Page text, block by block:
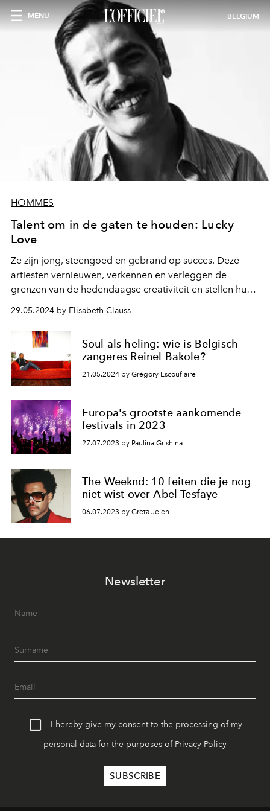
MENU BELGIUM
HOMMES
Talent om in de gaten te houden: Lucky
Love
Ze zijn jong, steengoed en gebrand op succes. Deze
artiesten vernieuwen, verkennen en verleggen de
grenzen van de hedendaagse creativiteit en stellen hun
blikveld voor ons open. Dit keer: Lucky Love.
29.05.2024 by Elisabeth Clauss
Soul als heling: wie is Belgisch
zangeres Reinel Bakole?
21.05.2024 by Grégory Escouflaire
Europa's grootste aankomende
festivals in 2023
27.07.2023 by Paulina Grishina
The Weeknd: 10 feiten die je nog
niet wist over Abel Tesfaye
06.07.2023 by Greta Jelen
Newsletter
I hereby give my consent to the processing of my
personal data for the purposes of Privacy Policy